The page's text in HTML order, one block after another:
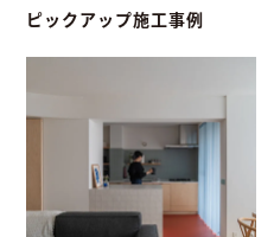
ピックアップ施工事例